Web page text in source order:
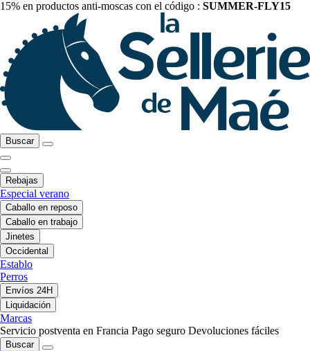
15% en productos anti-moscas con el código : SUMMER-FLY15
Buscar
Rebajas
Especial verano
Caballo en reposo
Caballo en trabajo
Jinetes
Occidental
Establo
Perros
Envíos 24H
Liquidación
Marcas
Servicio postventa en Francia Pago seguro Devoluciones fáciles
Buscar